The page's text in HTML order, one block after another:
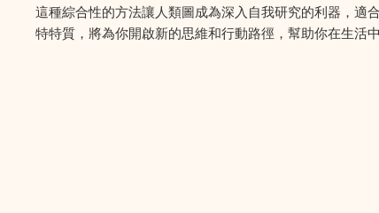
這種綜合性的方法讓人類圖成為深入自我研究的利器，適
特特質，將為你開啟新的思維和行動路徑，幫助你在生活